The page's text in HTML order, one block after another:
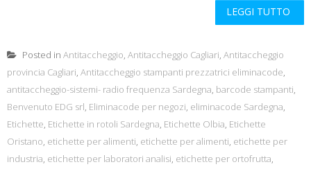
LEGGI TUTTO
Posted in Antitaccheggio, Antitaccheggio Cagliari, Antitaccheggio
provincia Cagliari, Antitaccheggio stampanti prezzatrici eliminacode,
antitaccheggio-sistemi- radio frequenza Sardegna, barcode stampanti,
Benvenuto EDG srl, Eliminacode per negozi, eliminacode Sardegna,
Etichette, Etichette in rotoli Sardegna, Etichette Olbia, Etichette
Oristano, etichette per alimenti, etichette per alimenti, etichette per
industria, etichette per laboratori analisi, etichette per ortofrutta,